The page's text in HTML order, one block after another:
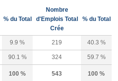
% du Total
Nombre
d'Emplois Total
Crée
% du Total
9.9 % 219 40.3 %
90.1 % 324
59.7 %
100 % 543 100 %